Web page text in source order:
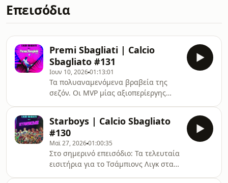
Επεισόδια
Premi Sbagliati | Calcio
Sbagliato #131
Ιουν 10, 202601:13:01
Τα πολυαναμενόμενα βραβεία της
σεζόν. Οι MVP μίας αξιοπερίεργης
μεταγραφές που έκαναν (κάθε είδους)
κρότο, οι προσωπικές μας πινελιές για
Ρόμα, Μίλαν και φυσικά η κορυφαία
11άδα του Καμπιονάτο. Τελευταίο
επεισόδιο της σεζόν, καλό καλοκαίρι
σε όλους!
Starboys | Calcio Sbagliato
#130
Μαϊ 27, 202601:00:35
Στο σημερινό επεισόδιο: Τα τελευταία
εισιτήρια για το Τσάμπιονς Λιγκ στα